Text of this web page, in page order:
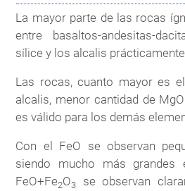
La mayor parte de las rocas
entre basaltos-andesitas-
sílice y los alcalis
Las rocas, cuanto mayor es
alcalis, menor cantidad de
es válido para los demás
Con el FeO se observan
siendo mucho más grandes
FeO+Fe2O3
se observan